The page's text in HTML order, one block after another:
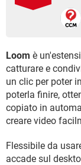
TIKTOK
Loom è
catturare e
un clic per poter
poterla finire,
copiato in
creare video
Flessibile da
accade sul